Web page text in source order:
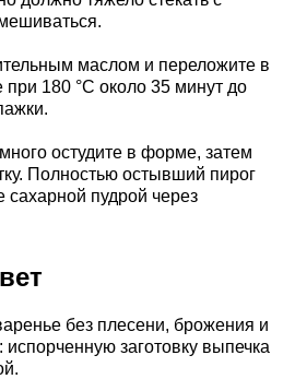
маслом и переложите в
при 180 °C около 35 минут до
остудите в форме, затем
Полностью остывший пирог
сахарной пудрой через
без плесени, брожения и
испорченную заготовку выпечка